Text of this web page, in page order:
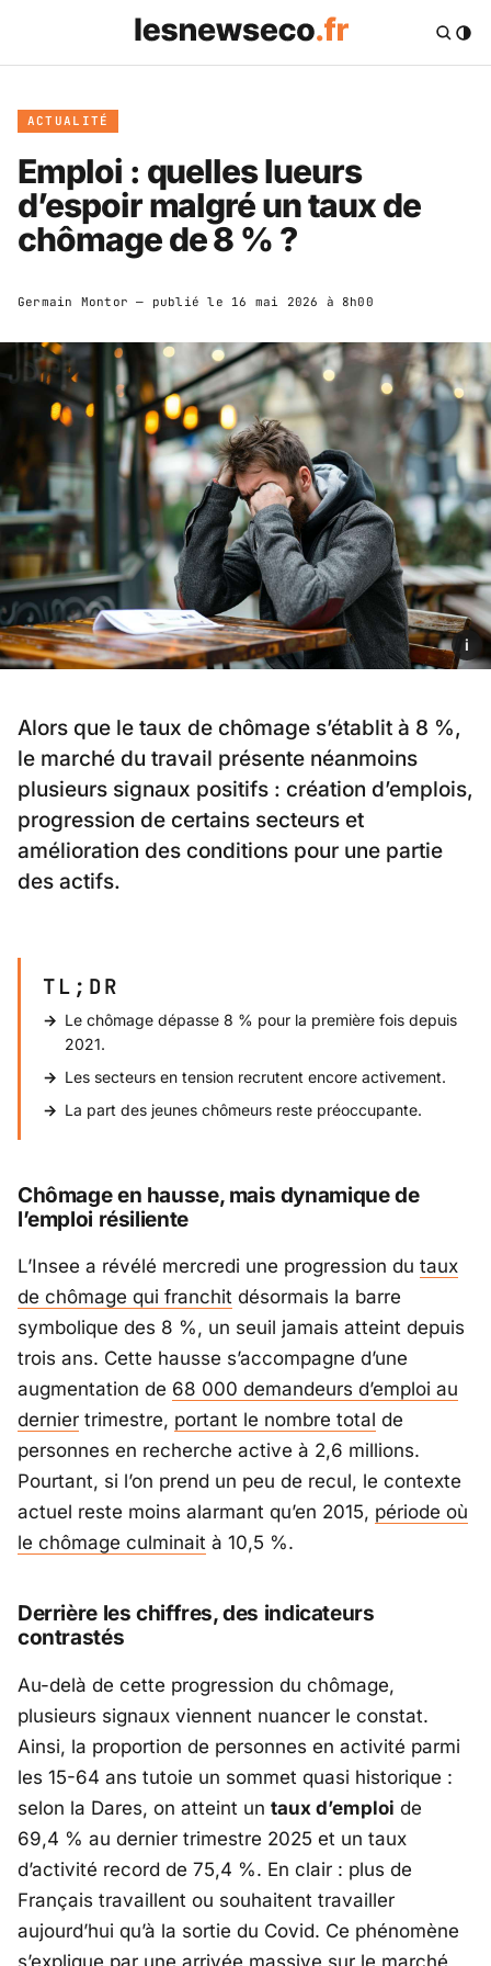
ACTUALITÉ
Emploi : quelles lueurs
d’espoir malgré un taux de
chômage de 8 % ?
Germain Montor — publié le 16 mai 2026 à 8h00
i
Alors que le taux de chômage s’établit à 8 %,
le marché du travail présente néanmoins
plusieurs signaux positifs : création d’emplois,
progression de certains secteurs et
amélioration des conditions pour une partie
des actifs.
TL;DR
Le chômage dépasse 8 % pour la première fois depuis
2021.
Les secteurs en tension recrutent encore activement.
La part des jeunes chômeurs reste préoccupante.
Chômage en hausse, mais dynamique de
l’emploi résiliente
L’Insee a révélé mercredi une progression du taux
de chômage qui franchit désormais la barre
symbolique des 8 %, un seuil jamais atteint depuis
trois ans. Cette hausse s’accompagne d’une
augmentation de 68 000 demandeurs d’emploi au
dernier trimestre, portant le nombre total de
personnes en recherche active à 2,6 millions.
Pourtant, si l’on prend un peu de recul, le contexte
actuel reste moins alarmant qu’en 2015, période où
le chômage culminait à 10,5 %.
Derrière les chiffres, des indicateurs
contrastés
Au-delà de cette progression du chômage,
plusieurs signaux viennent nuancer le constat.
Ainsi, la proportion de personnes en activité parmi
les 15-64 ans tutoie un sommet quasi historique :
selon la Dares, on atteint un taux d’emploi de
69,4 % au dernier trimestre 2025 et un taux
d’activité record de 75,4 %. En clair : plus de
Français travaillent ou souhaitent travailler
aujourd’hui qu’à la sortie du Covid. Ce phénomène